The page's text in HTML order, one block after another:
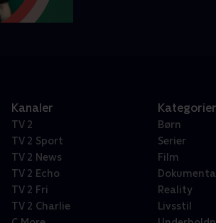
Kanaler
TV 2
TV 2 Sport
TV 2 News
TV 2 Echo
TV 2 Fri
TV 2 Charlie
Kategorier
Børn
Serier
Film
Reality
Livsstil